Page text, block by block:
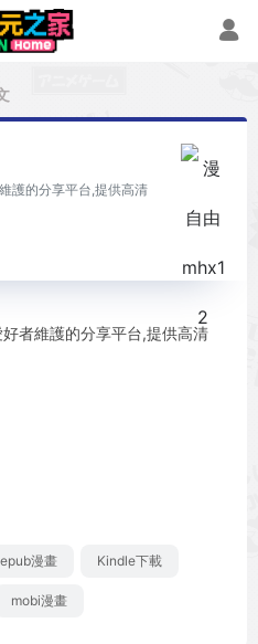
護的分享平台,提供高清
者維護的分享平台,提供高清
epub漫畫 Kindle下載
mobi漫畫